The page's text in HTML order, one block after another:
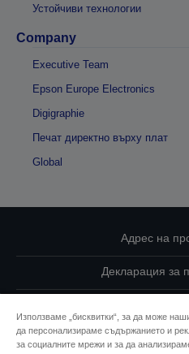
Устойчиви технологии
Company
Executive Team
Epson Europe Electronics
Digigraphie
Печат директно върху плат
Global
Адрес на
Декларация за
Свържете се с
Използваме „бисквитки“, за да може
да персонализираме съдържанието и
за социалните мрежи и за да